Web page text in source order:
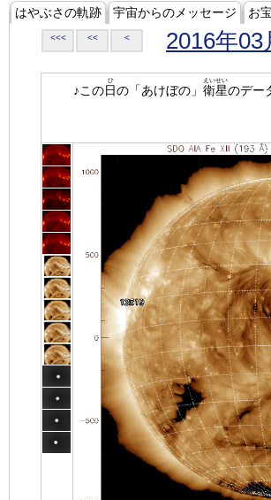
はやぶさの軌跡 宇宙からのメッセージ お
<<< << < 2016年03
♪この日
ひ
の「あけぼの」 衛星
えいせい
のデー